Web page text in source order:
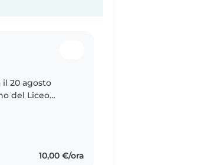
il 20 agosto
del Liceo
10,00 €/ora